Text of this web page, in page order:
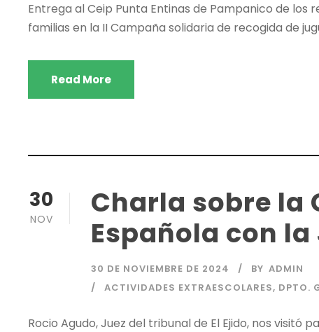
Entrega al Ceip Punta Entinas de Pampanico de
familias en la II Campaña solidaria de recogida de
Read More
30
NOV
Charla sobre la
Española con
30 DE NOVIEMBRE DE 2024 BY ADMIN
ACTIVIDADES EXTRAESCOLARES, DPTO.
Rocio Agudo, Juez del tribunal de El Ejido, nos